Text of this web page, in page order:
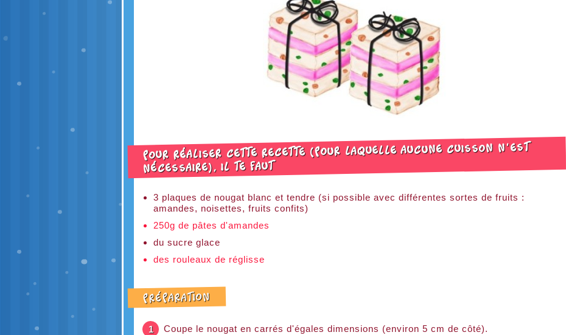
Pour réaliser cette recette (pour laquelle aucune cuisson n'est
nécessaire), Il te faut
3 plaques de nougat blanc et tendre (si possible avec différentes sortes de fruits :
amandes, noisettes, fruits confits)
250g de pâtes d'amandes
du sucre glace
des rouleaux de réglisse
Préparation
1 Coupe le nougat en carrés d'égales dimensions (environ 5 cm de côté).